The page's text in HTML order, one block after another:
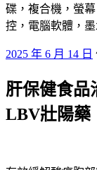
內
容
碟，複合機，螢
控，電腦軟體，
發
於
2025 年 6 月 14 日
肝保健食品
LBV壯陽藥